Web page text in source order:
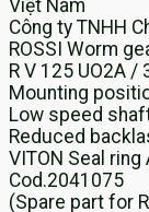
Việt Nam
Công ty TNHH
ROSSI Worm
R V 125 UO2A /
Mounting
Low speed
Reduced
VITON Seal
Cod.2041075
(Spare part for